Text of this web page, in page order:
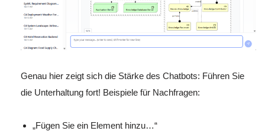
Genau hier zeigt sich die Stärke des Chatbots: Führen Sie
die Unterhaltung fort! Beispiele für Nachfragen:
„Fügen Sie ein Element hinzu…“